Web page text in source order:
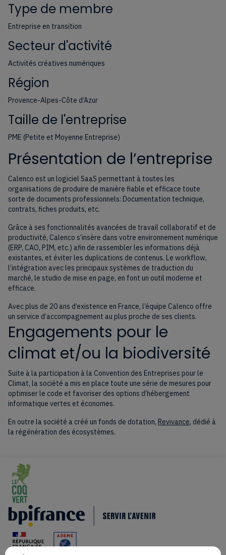
Type de membre
Entreprise en transition
Secteur d'activité
Activités créatives numériques
Région
Provence-Alpes-Côte d’Azur
Taille de l'entreprise
PME (Petite et Moyenne Entreprise)
Présentation de l’entreprise
Calenco est un logiciel SaaS permettant à toutes les
organisations de produire de manière fiable et efficace toute
sorte de documents professionnels: Documentation technique,
contrats, fiches produits, etc.
Grâce à ses fonctionnalités avancées de travail collaboratif et de
productivité, Calenco s’insère dans votre environnement numérique
(ERP, CAO, PIM, etc.) afin de rassembler les informations déjà
existantes, et éviter les duplications de contenus. Le workflow,
l’intégration avec les principaux systèmes de traduction du
marché, le studio de mise en page, en font un outil moderne et
efficace.
Avec plus de 20 ans d’existence en France, l’équipe Calenco offre
un service d’accompagnement au plus proche de ses clients.
Engagements pour le
climat et/ou la biodiversité
Suite à la participation à la Convention des Entreprises pour le
Climat, la société a mis en place toute une série de mesures pour
optimiser le code et favoriser des options d’hébergement
informatique vertes et économes.
En outre la société a créé un fonds de dotation, Revivance, dédié à
la régénération des écosystèmes.